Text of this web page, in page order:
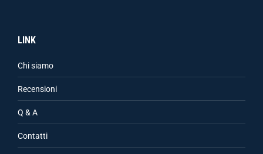
LINK
Chi siamo
Recensioni
Q & A
Contatti